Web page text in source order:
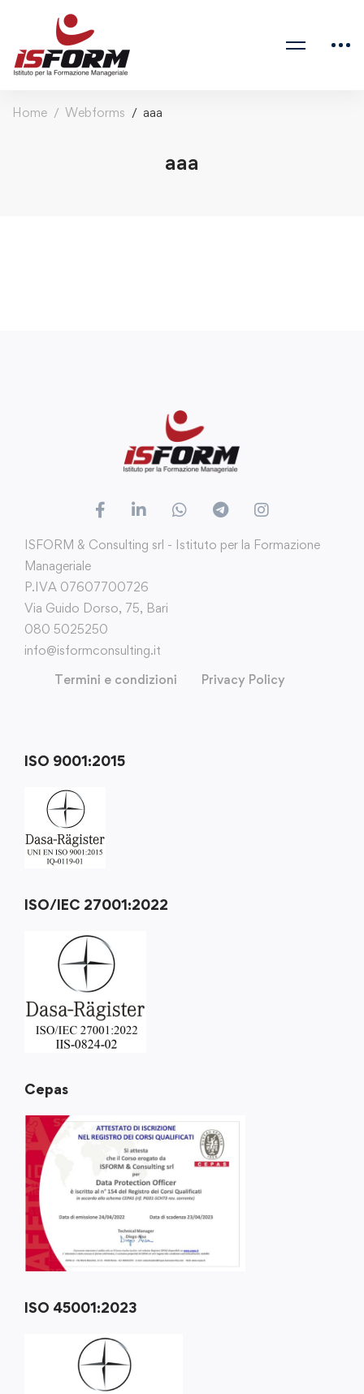
Home Webforms aaa
aaa
ISFORM & Consulting srl - Istituto per la Formazione
Manageriale
P.IVA 07607700726
Via Guido Dorso, 75, Bari
080 5025250
info@isformconsulting.it
Termini e condizioni
Privacy Policy
ISO 9001:2015
ISO/IEC 27001:2022
Cepas
ISO 45001:2023